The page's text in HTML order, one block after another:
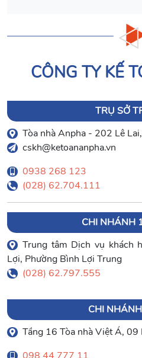
CÔNG TY KẾ
TRỤ SỞ
Tòa nhà Anpha - 202 Lê
cskh@ketoananpha.vn
0938 268 123
(028) 62.704.111
CHI NHÁNH
Trung tâm Dịch vụ khách
Lợi, Phường Bình Lợi Trung
(028) 62.797.555
CHI
Tầng 16 Tòa nhà Việt Á, 09